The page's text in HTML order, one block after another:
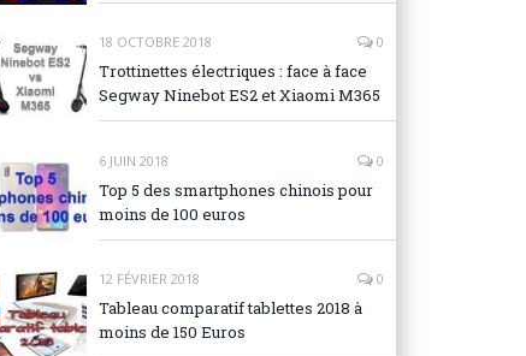
18 OCTOBRE 2018 0
Trottinettes électriques : face à face
Segway Ninebot ES2 et Xiaomi M365
6 JUIN 2018 0
Top 5 des smartphones chinois pour
moins de 100 euros
12 FÉVRIER 2018 0
Tableau comparatif tablettes 2018 à
moins de 150 Euros